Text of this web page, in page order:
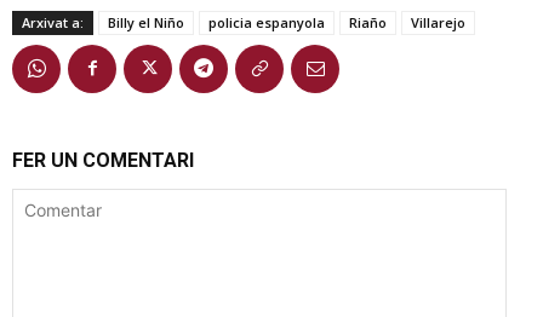
Arxivat a: Billy el Niño policia espanyola Riaño Villarejo
FER UN COMENTARI